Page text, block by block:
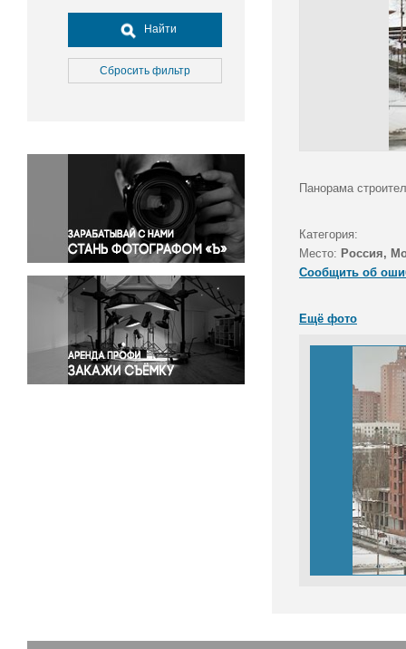
Досуг, туризм и отдых
Культура
Медицина
Окружающая среда
Политика
Правосудие
Происшествия и конфликты
Религия
Светская жизнь
Спорт
Экология
Экономика и бизнес
Найти
Сбросить фильтр
Панорама
Категория:
Место: Россия,
Сообщить об
Ещё фото